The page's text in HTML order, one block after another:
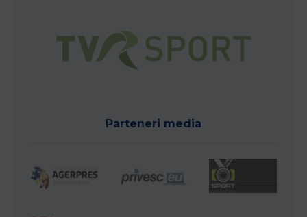
Parteneri media